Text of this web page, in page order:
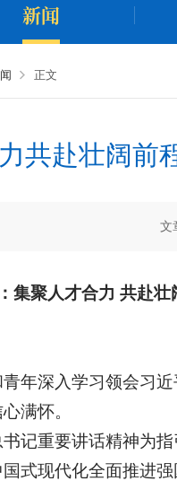
新闻
正文
共赴壮阔
文
集聚人才合力 共赴
年深入学习领会习
满怀。
记重要讲话精神为
式现代化全面推进